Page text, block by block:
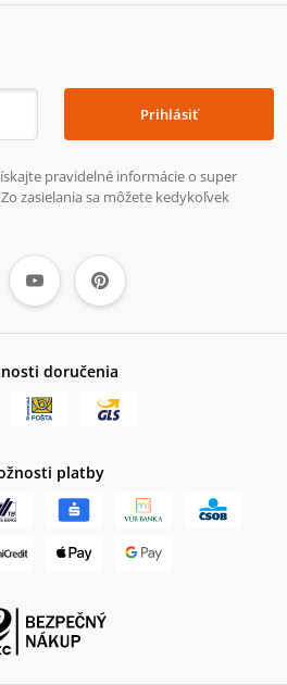
Prihlásiť
pravidelné informácie o super
zasielania sa môžete kedykoľvek
doručenia
platby